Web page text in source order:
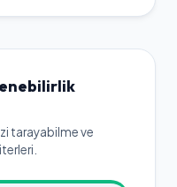
tarayabilme ve